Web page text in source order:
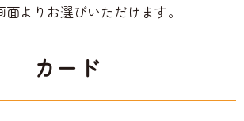
面よりお選びいただけます。
カード